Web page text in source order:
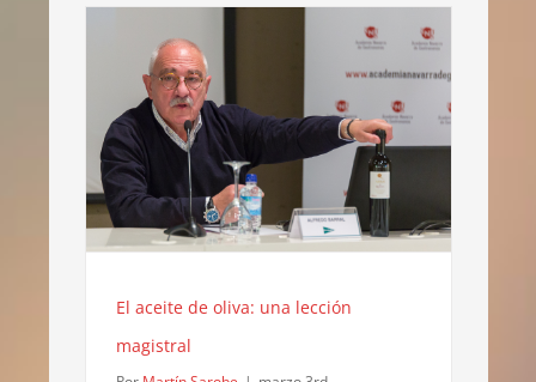
El aceite de oliva: una lección
magistral